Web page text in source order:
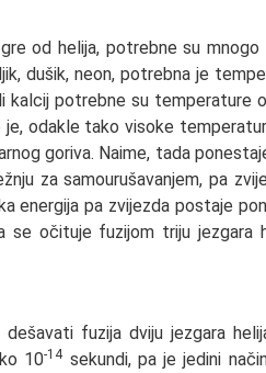
od helija, potrebne su
dušik, neon, potrebna je
kalcij potrebne su temperature
je, odakle tako visoke
goriva. Naime, tada
za samourušavanjem, pa
energija pa zvijezda postaje
se očituje fuzijom triju jezgara
fuzija dviju jezgara
10-14sekundi, pa je jedini